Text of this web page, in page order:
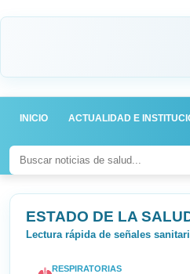
INICIO ACTUALIDAD E
ESTADO DE LA
Lectura rápida de señales
RESPIRATORIAS